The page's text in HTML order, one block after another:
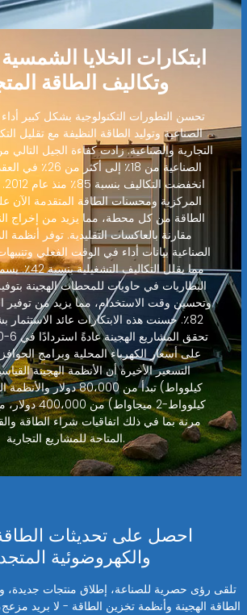
ابتكارات الخلايا
وتكاليف الطاقة
تحسن التطورات التكنولوجية بشكل كبير أداء
الصناعية وتوليد الطاقة النظيفة مع تقليل
التجارية والصناعية. زادت كفاءة الجيل التالي
الصناعية من 18٪ إلى
المركزية ومحسنات الطاقة المتقدمة الآن
مقارنة بالعاكسات التقليدية. توفر أنظمة
الصناعية بيانات أداء في الوقت الفعلي وتنبيهات
مما يقلل
البطاريات في حاويات للمحطات الهجينة
82٪. حسنت هذه الابتكارات عائد
على أسعار الكهرباء المحلية وبرامج
كيلوواط-2
مرنة بما في ذلك اتفاقيات شراء الطاقة
المتاحة للمشاريع التجارية.
احصل على تحديثات
والكهروضوئية
تلقى رؤى حصرية للصناعة، إطلاق منتجات جديدة،
الطاقة الهجينة وأنظمة تخزين الطاقة - لا بريد